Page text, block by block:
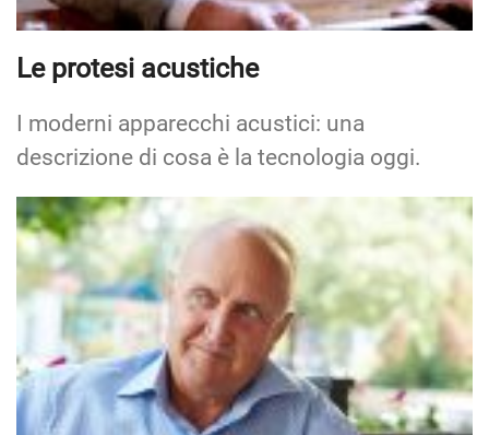
Le protesi acustiche
I moderni apparecchi acustici: una
descrizione di cosa è la tecnologia oggi.